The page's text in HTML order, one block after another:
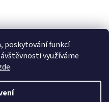
poskytování funkcí
využíváme
.